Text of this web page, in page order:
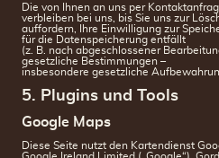
Die von Ihnen an uns per
verbleiben bei uns, bis Sie uns zur
auffordern, Ihre Einwilligung zur
für die Datenspeicherung entfällt
(z. B. nach abgeschlossener
gesetzliche Bestimmungen –
insbesondere gesetzliche
5. Plugins und Tools
Google Maps
Diese Seite nutzt den Kartendienst
Google Ireland Limited („Google“),